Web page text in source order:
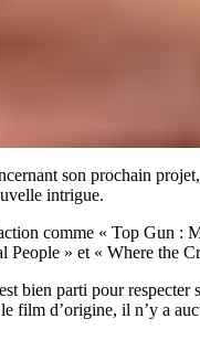
son prochain
intrigue.
comme « Top Gun
People » et « Where the
bien parti pour respecter
d’origine, il n’y a